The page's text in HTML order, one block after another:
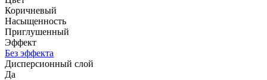
Коричневый
Насыщенность
Приглушенный
Эффект
Без эффекта
Дисперсионный слой
Да